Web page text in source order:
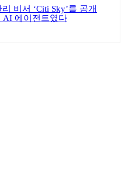
비서 ‘Citi Sky’를 공개
에이전트였다